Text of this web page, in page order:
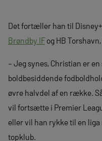
Det fortæller han til
Brøndby IFog HB
– Jeg synes, Christian er
boldbesiddende
øvre halvdel af en række.
vil fortsætte i Premier
eller vil han rykke til en
topklub.